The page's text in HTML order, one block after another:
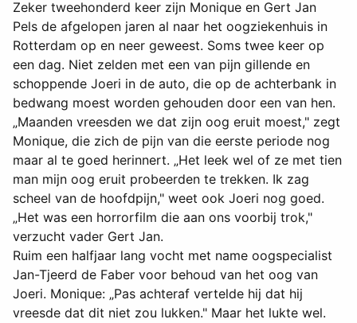
Zeker tweehonderd keer zijn Monique en Gert Jan
Pels de afgelopen jaren al naar het oogziekenhuis in
Rotterdam op en neer geweest. Soms twee keer op
een dag. Niet zelden met een van pijn gillende en
schoppende Joeri in de auto, die op de achterbank in
bedwang moest worden gehouden door een van hen.
„Maanden vreesden we dat zijn oog eruit moest," zegt
Monique, die zich de pijn van die eerste periode nog
maar al te goed herinnert. „Het leek wel of ze met tien
man mijn oog eruit probeerden te trekken. Ik zag
scheel van de hoofdpijn," weet ook Joeri nog goed.
„Het was een horrorfilm die aan ons voorbij trok,"
verzucht vader Gert Jan.
Ruim een halfjaar lang vocht met name oogspecialist
Jan-Tjeerd de Faber voor behoud van het oog van
Joeri. Monique: „Pas achteraf vertelde hij dat hij
vreesde dat dit niet zou lukken." Maar het lukte wel.